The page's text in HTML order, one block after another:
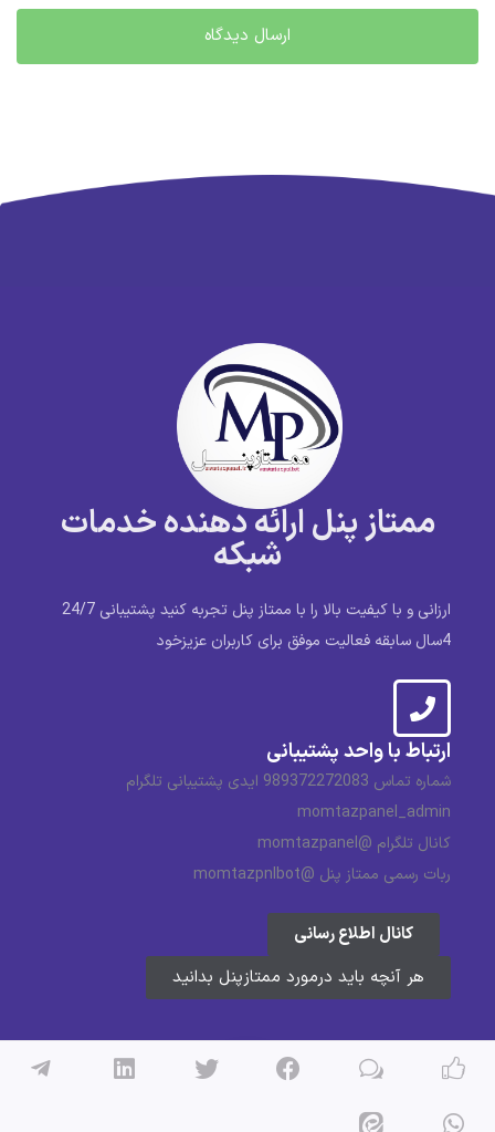
ممتاز پنل ارائه دهنده خدمات
شبکه
ارزانی و با کیفیت بالا را با ممتاز پنل تجربه کنید پشتیبانی 24/7
4سال سابقه فعالیت موفق برای کاربران عزیزخود
ارتباط با واحد پشتیبانی
شماره تماس 989372272083 ایدی پشتیبانی تلگرام
momtazpanel_admin
کانال تلگرام @momtazpanel
ربات رسمی ممتاز پنل @momtazpnlbot
کانال اطلاع رسانی
هر آنچه باید درمورد ممتازپنل بدانید